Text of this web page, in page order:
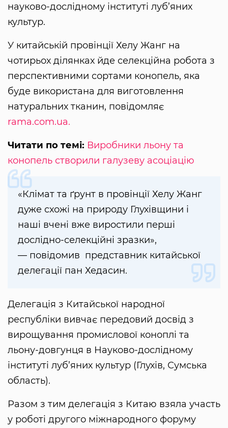
науково-дослідному інституті луб’яних
культур.
У китайській провінції Хелу Жанг на
чотирьох ділянках йде селекційна робота з
перспективними сортами конопель, яка
буде використана для виготовлення
натуральних тканин, повідомляє
rama.com.ua.
Читати по темі: Виробники льону та
конопель створили галузеву асоціацію
«Клімат та ґрунт в провінції Хелу Жанг
дуже схожі на природу Глухівщини і
наші вчені вже виростили перші
дослідно-селекційні зразки»,
— повідомив представник китайської
делегації пан Хедасин.
Делегація з Китайської народної
республіки вивчає передовий досвід з
вирощування промислової коноплі та
льону-довгунця в Науково-дослідному
інституті луб’яних культур (Глухів, Сумська
область).
Разом з тим делегація з Китаю взяла участь
у роботі другого міжнародного форуму